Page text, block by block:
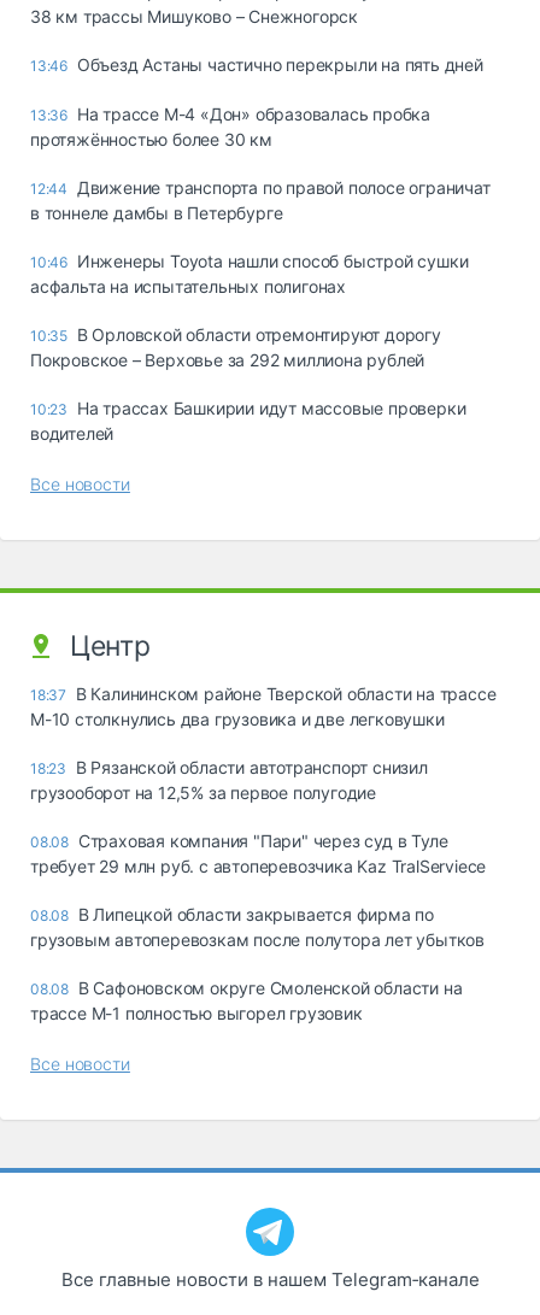
38 км трассы Мишуково – Снежногорск
13:46 Объезд Астаны частично перекрыли на пять дней
13:36 На трассе М-4 «Дон» образовалась пробка
протяжённостью более 30 км
12:44
Движение транспорта по правой полосе ограничат
в тоннеле дамбы в Петербурге
10:46 Инженеры Toyota нашли способ быстрой сушки
асфальта на испытательных полигонах
10:35 В Орловской области отремонтируют дорогу
Покровское – Верховье за 292 миллиона рублей
10:23
На трассах Башкирии идут массовые проверки
водителей
Все новости
Центр
18:37
В Калининском районе Тверской области на трассе
М-10 столкнулись два грузовика и две легковушки
18:23
В Рязанской области автотранспорт снизил
грузооборот на 12,5% за первое полугодие
08.08 Страховая компания "Пари" через суд в Туле
требует 29 млн руб. с автоперевозчика Kaz TralServiece
08.08 В Липецкой области закрывается фирма по
грузовым автоперевозкам после полутора лет убытков
08.08 В Сафоновском округе Смоленской области на
трассе М-1 полностью выгорел грузовик
Все новости
Все главные новости в нашем Telegram‑канале